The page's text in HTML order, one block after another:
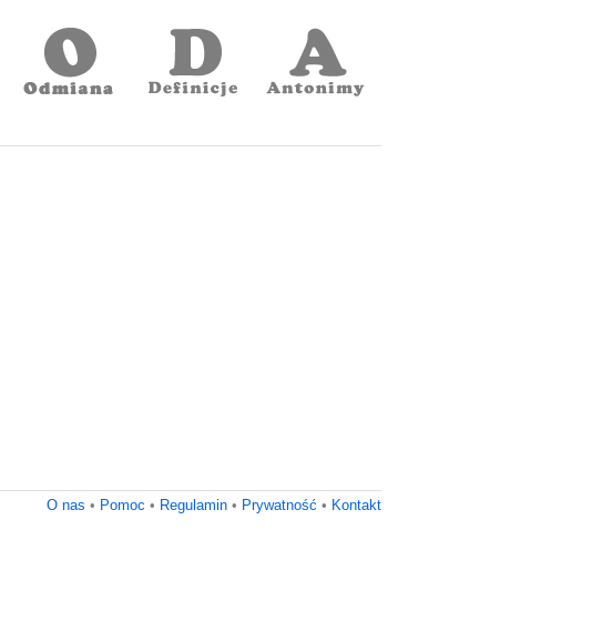
O nas • Pomoc • Regulamin• Prywatność • Kontakt